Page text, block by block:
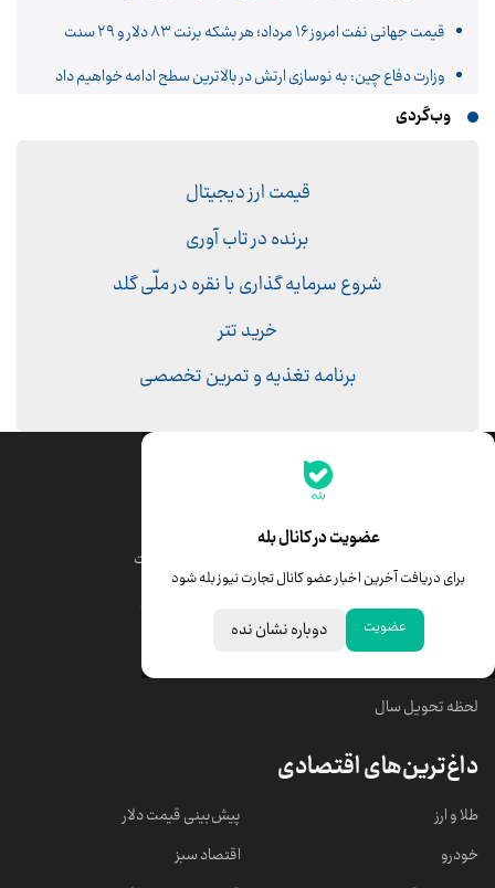
قیمت جهانی نفت امروز ۱۶ مرداد؛ هر بشکه برنت ۸۳ دلار و ۲۹ سنت
وزارت دفاع چین: به نوسازی ارتش در بالاترین سطح ادامه خواهیم داد
وب‌گردی
قیمت ارز دیجیتال
برنده در تاب آوری
شروع سرمایه گذاری با نقره در ملّی گلد
خرید تتر
برنامه تغذیه و تمرین تخصصی
عضویت در کانال بله
برای دریافت آخرین اخبار عضو کانال تجارت نیوز بله شود
عضویت دوباره نشان نده
جدیدترین قیمت‌ها
قیمت درهم امارات
خبرهای مهم
لحظه تحویل سال
داغ‌ترین‌های اقتصادی
طلا و ارز
خودرو
پیش‌بینی قیمت دلار
اقتصاد سبز